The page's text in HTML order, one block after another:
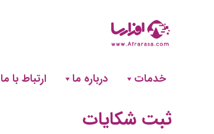
خدمات درباره ما ارتباط با ما
ثبت شکایات